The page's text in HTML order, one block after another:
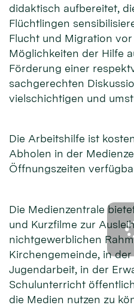
didaktisch aufbereitet,
Flüchtlingen
Flucht und Migration
Möglichkeiten der Hilfe
Förderung einer
sachgerechten
vielschichtigen und
Die Arbeitshilfe ist
Abholen in der
Öffnungszeiten
Die Medienzentrale
und Kurzfilme zur
nichtgewerblichen
Kirchengemeinde, in
Jugendarbeit, in der
Schulunterricht
die Medien nutzen zu